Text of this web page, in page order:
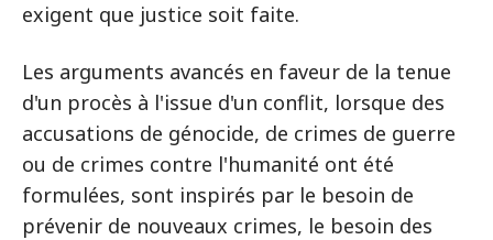
exigent que justice soit faite.
Les arguments avancés en faveur de la tenue
d'un procès à l'issue d'un conflit, lorsque des
accusations de génocide, de crimes de guerre
ou de crimes contre l'humanité ont été
formulées, sont inspirés par le besoin de
prévenir de nouveaux crimes, le besoin des